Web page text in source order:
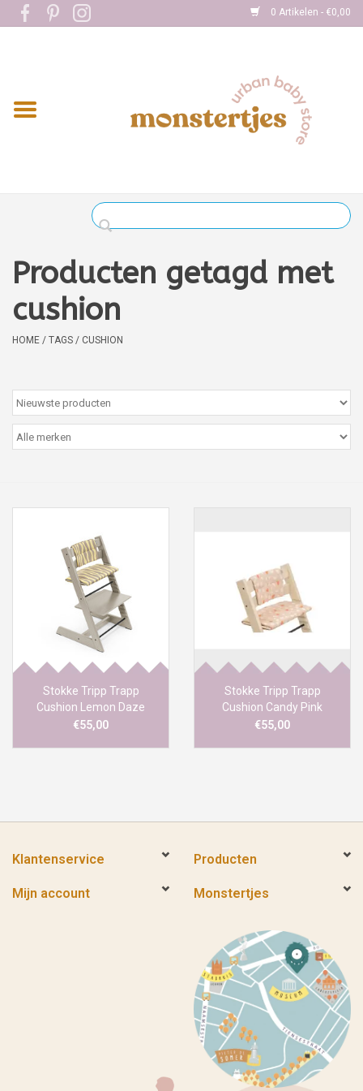
0 Artikelen - €0,00
Home
Kleding
Verzorging
Boekjes
kaartjes
Cadeaubon
Producten getagd met
cushion
HOME / TAGS / CUSHION
Stokke Tripp Trapp
Cushion Lemon Daze
€55,00
Stokke Tripp Trapp
Cushion Candy Pink
€55,00
Klantenservice Producten
Mijn account Monstertjes